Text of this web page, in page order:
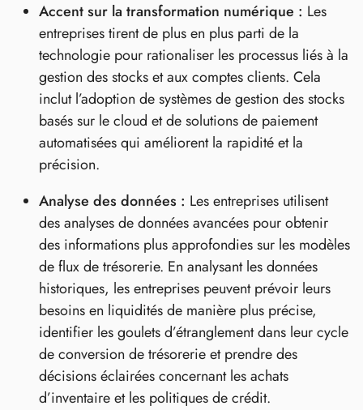
Accent sur la transformation numérique : Les
entreprises tirent de plus en plus parti de la
technologie pour rationaliser les processus liés à la
gestion des stocks et aux comptes clients. Cela
inclut l’adoption de systèmes de gestion des stocks
basés sur le cloud et de solutions de paiement
automatisées qui améliorent la rapidité et la
précision.
Analyse des données : Les entreprises utilisent
des analyses de données avancées pour obtenir
des informations plus approfondies sur les modèles
de flux de trésorerie. En analysant les données
historiques, les entreprises peuvent prévoir leurs
besoins en liquidités de manière plus précise,
identifier les goulets d’étranglement dans leur cycle
de conversion de trésorerie et prendre des
décisions éclairées concernant les achats
d’inventaire et les politiques de crédit.